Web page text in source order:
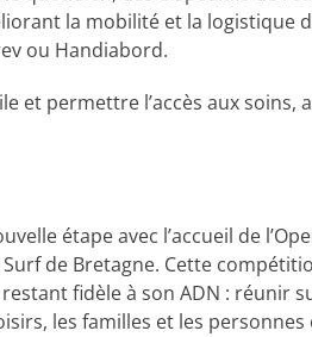
la mobilité et la logistique
ou Handiabord.
et permettre l’accès aux soins,
étape avec l’accueil de
de Bretagne. Cette
fidèle à son ADN : réunir
les familles et les